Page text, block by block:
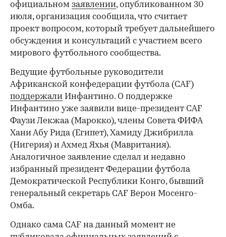
официальном заявлении, опубликованном 30
июля, организация сообщила, что считает
проект вопросом, который требует дальнейшего
обсуждения и консультаций с участием всего
мирового футбольного сообщества.
Ведущие футбольные руководители
Африканской конфедерации футбола (CAF)
поддержали Инфантино. О поддержке
Инфантино уже заявили вице-президент CAF
Фаузи Лекжаа (Марокко), члены Совета ФИФА
Хани Абу Рида (Египет), Хамиду Джибрилла
(Нигерия) и Ахмед Яхья (Мавритания).
Аналогичное заявление сделал и недавно
избранный президент Федерации футбола
Демократической Республики Конго, бывший
генеральный секретарь CAF Верон Мосенго-
Омба.
Однако сама CAF на данный момент не